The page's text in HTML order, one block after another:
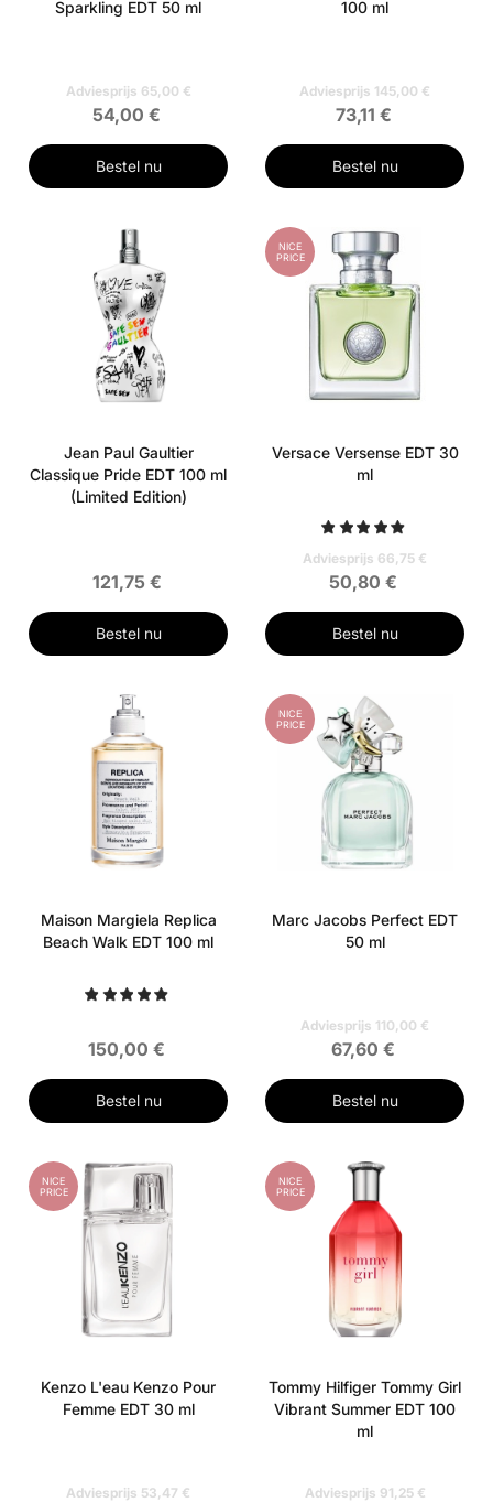
Sparkling EDT 50 ml
Adviesprijs 65,00 €
54,00 €
Bestel nu
100 ml
Adviesprijs 145,00 €
73,11 €
Bestel nu
Jean Paul Gaultier
Classique Pride EDT 100 ml
(Limited Edition)
121,75 €
Bestel nu
NICE
PRICE
Versace Versense EDT 30
ml
Adviesprijs 66,75 €
50,80 €
Bestel nu
Maison Margiela Replica
Beach Walk EDT 100 ml
150,00 €
Bestel nu
NICE
PRICE
Marc Jacobs Perfect EDT
50 ml
Adviesprijs 110,00 €
67,60 €
Bestel nu
NICE
PRICE
Kenzo L'eau Kenzo Pour
Femme EDT 30 ml
Adviesprijs 53,47 €
NICE
PRICE
Tommy Hilfiger Tommy Girl
Vibrant Summer EDT 100
ml
Adviesprijs 91,25 €